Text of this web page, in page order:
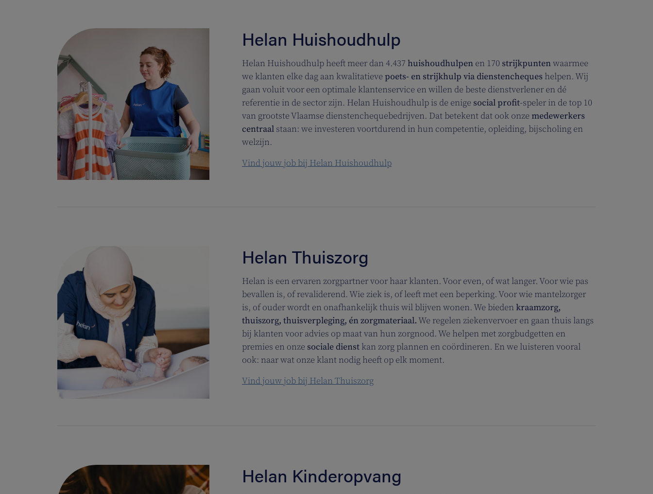
Helan Huishoudhulp
Helan Huishoudhulp heeft meer dan 4.437 huishoudhulpen en 170 strijkpuntenwaarmee
we klanten elke dag aan kwalitatieve poets- en strijkhulp via dienstencheques helpen. Wij
gaan voluit voor een optimale klantenservice en willen de beste dienstverlener en dé
referentie in de sector zijn. Helan Huishoudhulp is de enige social profit-speler in de top 10
van grootste Vlaamse dienstenchequebedrijven. Dat betekent dat ook onze medewerkers
centraal staan: we investeren voortdurend in hun competentie, opleiding, bijscholing en
welzijn.
Vind jouw job bij Helan Huishoudhulp
Helan Thuiszorg
Helan is een ervaren zorgpartner voor haar klanten. Voor even, of wat langer. Voor wie pas
bevallen is, of revaliderend. Wie ziek is, of leeft met een beperking. Voor wie mantelzorger
is, of ouder wordt en onafhankelijk thuis wil blijven wonen. We bieden kraamzorg,
thuiszorg, thuisverpleging, én zorgmateriaal.We regelen ziekenvervoer en gaan thuis langs
bij klanten voor advies op maat van hun zorgnood. We helpen met zorgbudgetten en
premies en onze sociale dienst kan zorg plannen en coördineren. En we luisteren vooral
ook: naar wat onze klant nodig heeft op elk moment.
Vind jouw job bij Helan Thuiszorg
Helan Kinderopvang